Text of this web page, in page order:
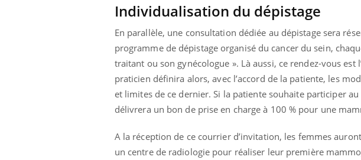
Individualisation du dépistage
En parallèle, une consultation dédiée au dépistage sera
programme de dépistage organisé du cancer du sein,
traitant ou son gynécologue ». Là aussi, ce rendez-vous
praticien définira alors, avec l’accord de la patiente, les
et limites de ce dernier. Si la patiente souhaite participer
délivrera un bon de prise en charge à 100 % pour une
A la réception de ce courrier d’invitation, les femmes
un centre de radiologie pour réaliser leur première